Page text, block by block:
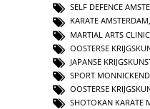
SELF DEFENCE
KARATE AMSTERDAM,
MARTIAL ARTS
OOSTERSE
JAPANSE
SPORT
OOSTERSE
SHOTOKAN KARATE